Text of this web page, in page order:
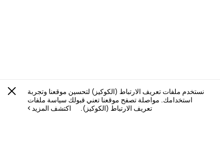
نستخدم ملفات تعريف الارتباط (الكوكيز) لتحسين موقعنا وتجربة
استخدامك. مواصلة تصفح موقعنا تعني قبولك سياسة ملفات
تعريف الارتباط (الكوكيز).
اكتشف المزيد